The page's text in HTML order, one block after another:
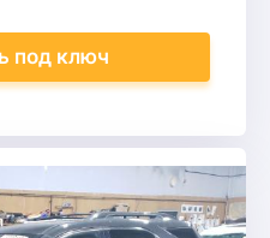
под ключ